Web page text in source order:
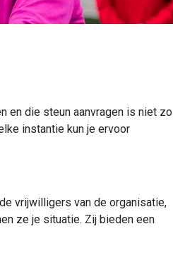
en die steun aanvragen is niet zo
instantie kun je ervoor
vrijwilligers van de organisatie,
ze je situatie. Zij bieden een